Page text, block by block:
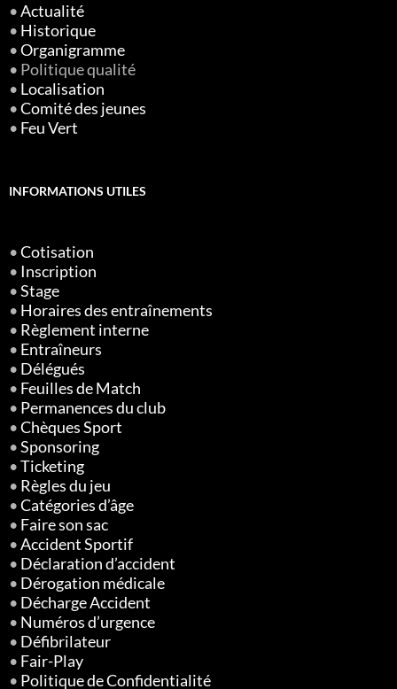
•Actualité
• Historique
•Organigramme
• Politique qualité
• Localisation
•Comité des jeunes
• Feu Vert
INFORMATIONS UTILES
•Cotisation
• Inscription
•Stage
• Horaires des entraînements
• Règlement interne
• Entraîneurs
• Délégués
• Feuilles de Match
• Permanences du club
•Chèques Sport
•Sponsoring
•Ticketing
• Règles du jeu
•Catégories d’âge
• Faire son sac
•Accident Sportif
• Déclaration d’accident
• Dérogation médicale
• Décharge Accident
• Numéros d’urgence
• Défibrilateur
• Fair-Play
• Politique de Confidentialité